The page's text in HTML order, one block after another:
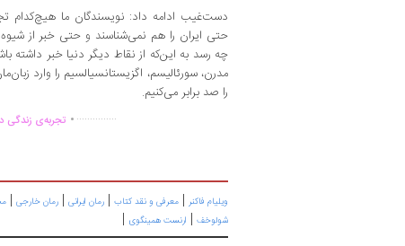
دست‌غیب ادامه داد: نویسندگان ما هیچ‌کدام
حتی ایران را هم نمی‌شناسند و حتی خبر از
چه رسد به این‌که از نقاط دیگر دنیا خبر داشته
مدرن، سورئالیسم، اگزیستانسیالسیم را وارد
را صد برابر می‌کنیم.
...............
. تجربه‌ی زندگی
ویلیام فاکنر | معرفی و نقد کتاب | رمان ایرانی | رمان خارجی |
شولوخف | ارنست همینگوی |